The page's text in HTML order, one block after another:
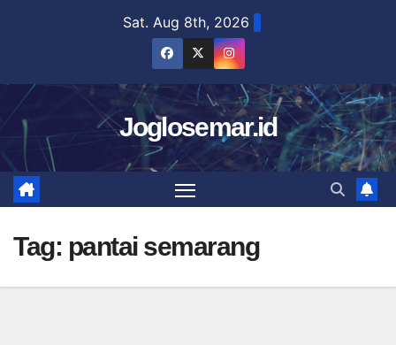
Sat. Aug 8th, 2026
Joglosemar.id
Tag: pantai semarang